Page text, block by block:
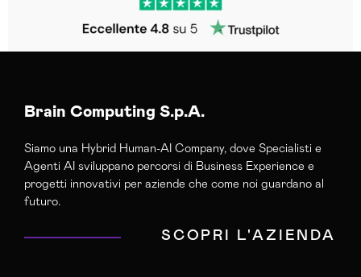
Brain Computing S.p.A.
Siamo una Hybrid Human-AI Company, dove Specialisti e
Agenti AI sviluppano percorsi di Business Experience e
progetti innovativi per aziende che come noi guardano al
futuro.
SCOPRI L'AZIENDA